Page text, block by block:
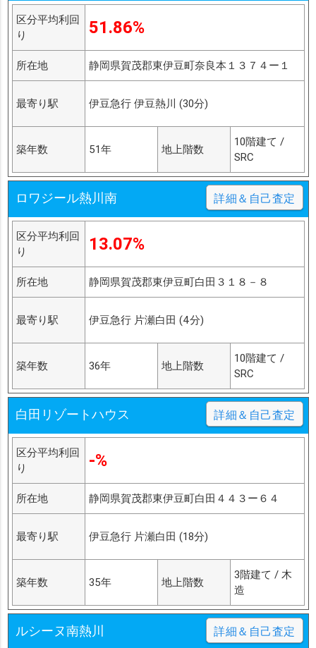
区分平均利回
り
51.86%
所在地 静岡県賀茂郡東伊豆町奈良本１３７４ー１
最寄り駅 伊豆急行 伊豆熱川 (30分)
築年数 51年 地上階数
10階建て /
SRC
ロワジール熱川南 詳細＆自己査定
区分平均利回
り
13.07%
所在地 静岡県賀茂郡東伊豆町白田３１８－８
最寄り駅 伊豆急行 片瀬白田 (4分)
築年数 36年 地上階数
10階建て /
SRC
白田リゾートハウス 詳細＆自己査定
区分平均利回
り
-%
所在地 静岡県賀茂郡東伊豆町白田４４３ー６４
最寄り駅 伊豆急行 片瀬白田 (18分)
築年数 35年 地上階数
3階建て / 木
造
ルシーヌ南熱川 詳細＆自己査定